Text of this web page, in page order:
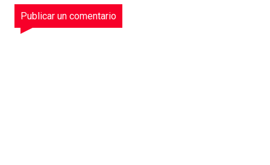
Publicar un comentario